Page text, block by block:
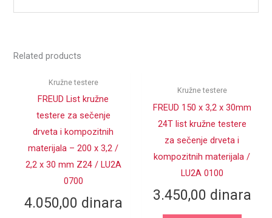
SPOLJNI
DUBINA
DEBLJINA TELA
TESTERE (mm)
CENTRALNI
OTVOR d (mm)
BROJ ZUBA Z
Related products
Kružne testere
FREUD List kružne
testere za sečenje
drveta i kompozitnih
materijala – 200 x 3,2 /
2,2 x 30 mm Z24 / LU2A
0700
4.050,00 dinara
Kružne testere
FREUD 150 x 3,2 x 30mm
24T list kružne testere
za sečenje drveta i
kompozitnih materijala /
LU2A 0100
3.450,00 dinara